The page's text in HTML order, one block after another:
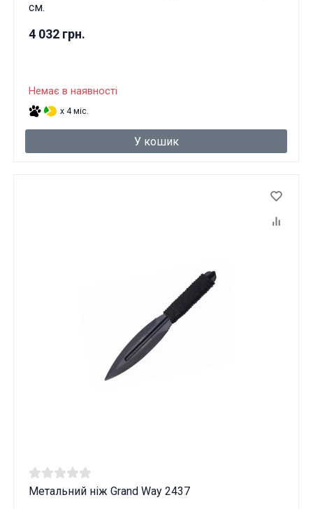
см.
4 032 грн.
Немає в наявності
x 4 міс.
У кошик
Метальний ніж Grand Way 2437